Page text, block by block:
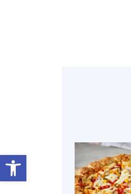
פתח סרגל נגישות